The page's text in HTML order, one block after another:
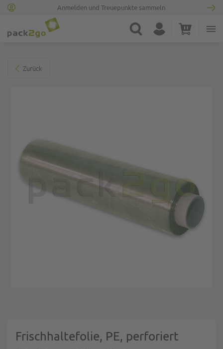
Anmelden und Treuepunkte sammeln
Suche Konto Warenkorb
Zurück
Frischhaltefolie, PE, perforiert